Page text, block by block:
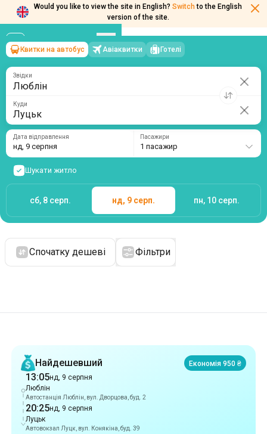
Would you like to view the site in English? Switch to the English
version of the site.
Люблін→Луцьк
нд, 9 серпня/1 пасажир
Квитки на автобус Авіаквитки Готелі
Звідки
Куди
Дата відправлення
нд, 9 серпня
Пасажири
1 пасажир
Шукати житло
сб, 8 серп. нд, 9 серп. пн, 10 серп.
Спочатку дешеві Фільтри
Найдешевший
Економія 950 ₴
13:05нд, 9 серпня
Люблін
Автостанція Люблін, вул. Дворцова, буд. 2
20:25нд, 9 серпня
Луцьк
Автовокзал Луцк, вул. Конякіна, буд. 39